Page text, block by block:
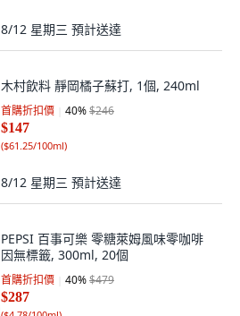
8/12 星期三 預計送達
木村飲料 靜岡橘子蘇打, 1個, 240ml
首購折扣價 40%$246
$147
($61.25/100ml)
8/12 星期三 預計送達
PEPSI 百事可樂 零糖萊姆風味零咖啡
因無標籤, 300ml, 20個
首購折扣價 40%$479
$287